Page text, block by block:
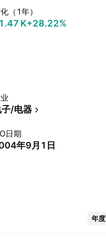
（1年）
K‬+28.22%
子/电器
日期
年9月1日
年度
更多